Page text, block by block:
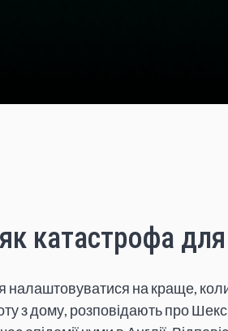
катастрофа
налаштовуватися на краще,
з дому, розповідають про